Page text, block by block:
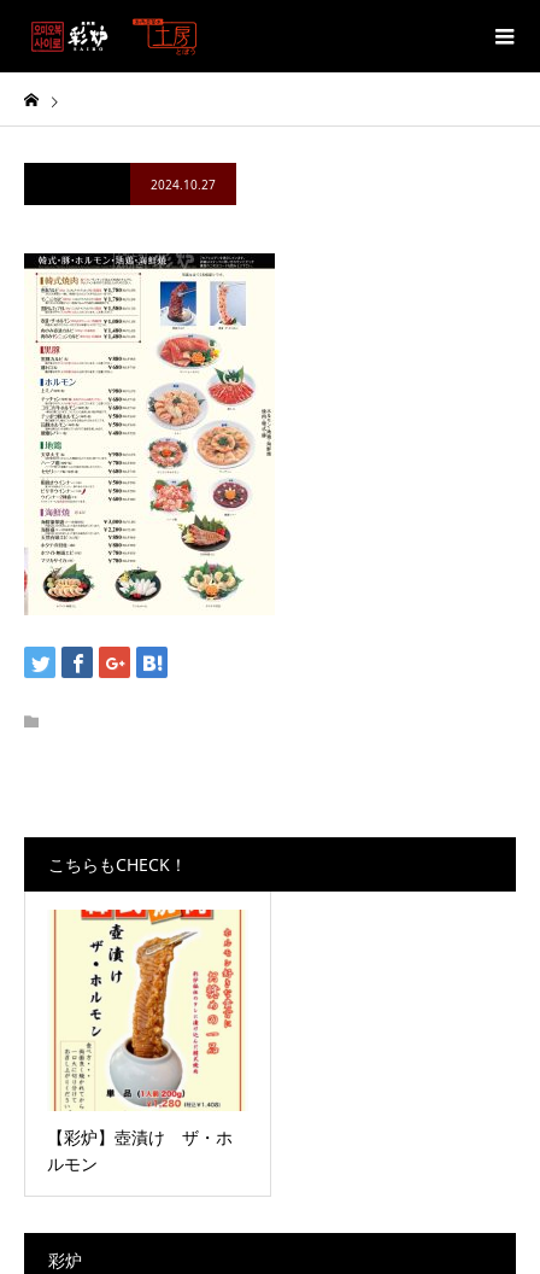
2024.10.27
こちらもCHECK！
【彩炉】壺漬け ザ・ホ
ルモン
彩炉